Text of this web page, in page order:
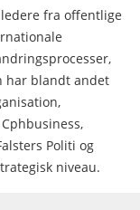
fra offentlige
har blandt andet
Politi og
niveau.